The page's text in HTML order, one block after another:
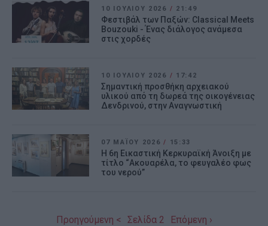
10 ΙΟΥΛΊΟΥ 2026 / 21:49
Φεστιβάλ των Παξών: Classical Meets
Bouzouki - Ένας διάλογος ανάμεσα
στις χορδές
10 ΙΟΥΛΊΟΥ 2026 / 17:42
Σημαντική προσθήκη αρχειακού
υλικού από τη δωρεά της οικογένειας
Δενδρινού, στην Αναγνωστική
07 ΜΑΪ́ΟΥ 2026 / 15:33
Η 6η Εικαστική Κερκυραϊκή Άνοιξη με
τίτλο “Ακουαρέλα, το φευγαλέο φως
του νερού”
Προηγούμενη < Σελίδα 2 Επόμενη ›